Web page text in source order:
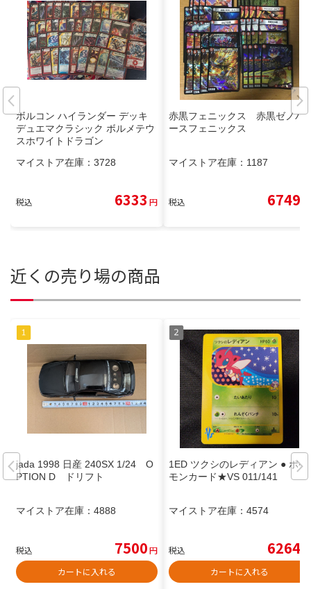
ボルコン ハイランダー デッキ
デュエマクラシック ボルメテウ
スホワイトドラゴン
マイストア在庫： 3728
税込 6333 円
赤黒フェニックス 赤黒ゼノバ
ースフェニックス
マイストア在庫： 1187
税込 6749
近くの売り場の商品
jada 1998 日産 240SX 1/24 O
PTION D ドリフト
マイストア在庫： 4888
税込 7500円
カートに入れる
1ED ツクシのレディアン ● ポケ
モンカード★VS 011/141
マイストア在庫： 4574
税込 6264
カートに入れる